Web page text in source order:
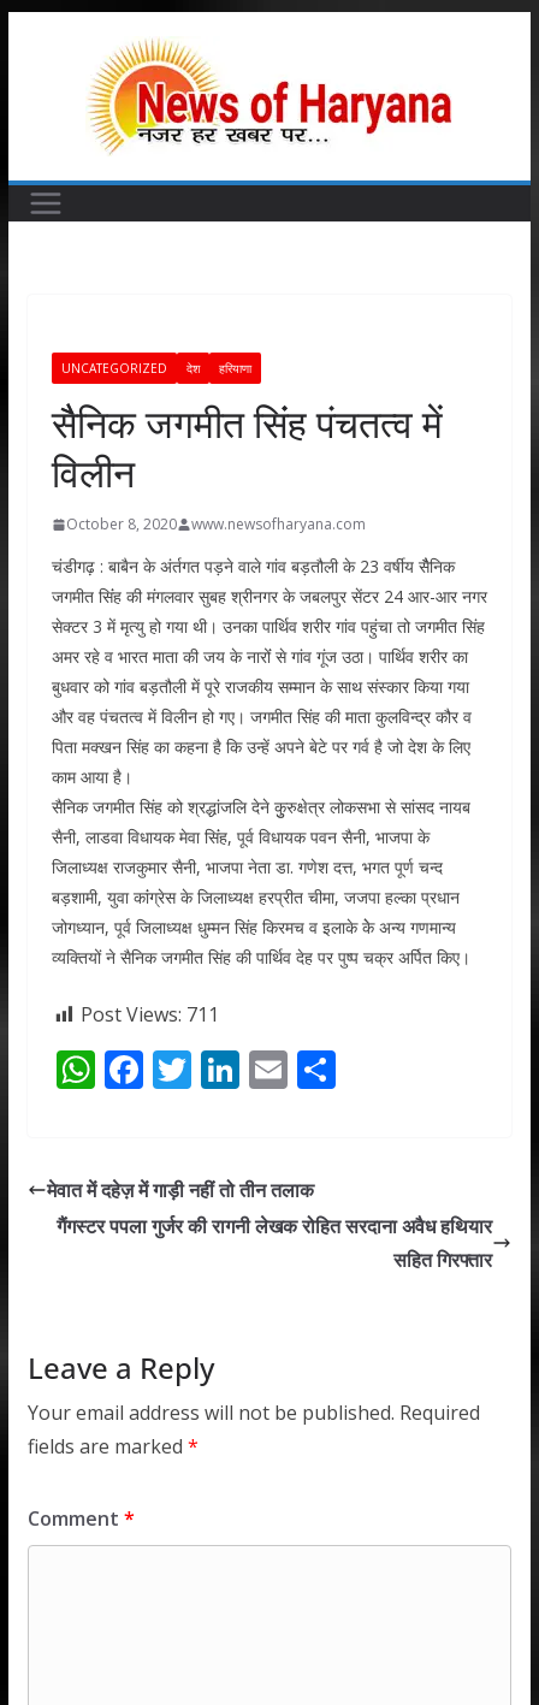
UNCATEGORIZED देश हरियाणा
सैैनिक जगमीत सिंंह पंचतत्व में
विलीन
October 8, 2020 www.newsofharyana.com
चंडीगढ़ : बाबैन के अंर्तगत पड़ने वाले गांव बड़तौली के 23 वर्षीय सैैनिक
जगमीत सिंंह की मंगलवार सुबह श्रीनगर के जबलपुर सेंटर 24 आर-आर नगर
सेक्टर 3 में मृत्यु हो गया थी। उनका पार्थिव शरीर गांव पहुंचा तो जगमीत सिंह
अमर रहे व भारत माता की जय के नारोंं से गांव गूंज उठा। पार्थिव शरीर का
बुधवार को गांव बड़तौली में पूरे राजकीय सम्मान के साथ संस्कार किया गया
और वह पंचतत्व में विलीन हो गए। जगमीत सिंह की माता कुलविन्द्र कौर व
पिता मक्खन सिंह का कहना है कि उन्हें अपने बेटे पर गर्व है जो देश के लिए
काम आया है।
सैनिक जगमीत सिंह को श्रद्धांजलि देने कुुरुक्षेत्र लोकसभा से सांसद नायब
सैनी, लाडवा विधायक मेवा सिंंह, पूर्व विधायक पवन सैनी, भाजपा के
जिलाध्यक्ष राजकुमार सैनी, भाजपा नेता डा. गणेश दत्त, भगत पूर्ण चन्द
बड़शामी, युवा कांंग्रेस के जिलाध्यक्ष हरप्रीत चीमा, जजपा हल्का प्रधान
जोगध्यान, पूर्व जिलाध्यक्ष धुम्मन सिंह किरमच व इलाके केे अन्य गणमान्य
व्यक्तियों ने सैनिक जगमीत सिंह की पार्थिव देह पर पुष्प चक्र अर्पित किए।
Post Views: 711
W
s
A
F
b
o
T
er
Li
e
dI
E
l
S
मेवात में दहेज़ में गाड़ी नहीं तो तीन तलाक
गैंगस्टर पपला गुर्जर की रागनी लेखक रोहित सरदाना अवैध हथियार
सहित गिरफ्तार
Leave a Reply
Your email address will not be published. Required
fields are marked *
Comment *